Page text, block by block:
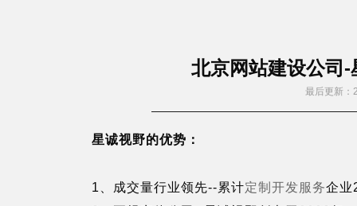
北京网站建设公司
最后更新
星诚视野的优势：
1、成交量行业领先--累计定制开发服务企业